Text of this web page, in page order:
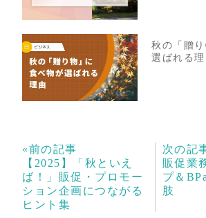
秋の「贈
選ばれる理
«前の記事
【2025】「秋といえ
ば！」販促・プロモー
ション企画につながる
ヒント集
次の記
販促業
プ＆
肢